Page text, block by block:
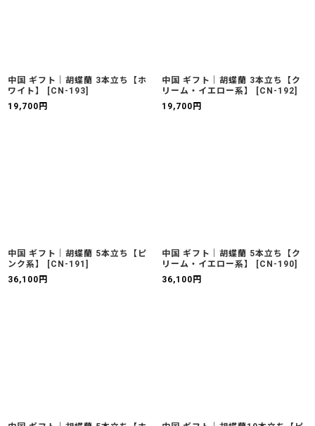
中国 ギフト｜胡蝶蘭 3本立ち【ホ
ワイト】
[CN-193]
19,700 円
中国 ギフト｜胡蝶蘭 3本立ち【ク
リーム・イエロー系】
[CN-192]
19,700 円
中国 ギフト｜胡蝶蘭 5本立ち【ピ
ンク系】
[CN-191 ]
36,100 円
中国 ギフト｜胡蝶蘭 5本立ち【ク
リーム・イエロー系】
[CN-190]
36,100 円